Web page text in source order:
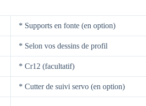
* Supports en fonte (en option)
* Selon vos dessins de profil
* Cr12 (facultatif)
* Cutter de suivi servo (en option)